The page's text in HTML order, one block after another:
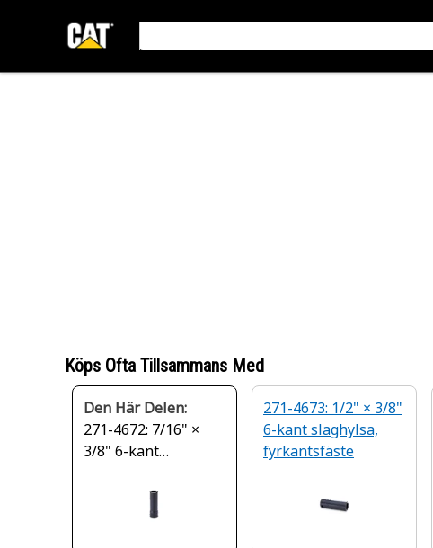
Köps Ofta Tillsammans Med
Den Här Delen:
271-4672: 7/16" ×
3/8" 6-kant
271-4673: 1/2" × 3/8"
6-kant slaghylsa,
fyrkantsfäste